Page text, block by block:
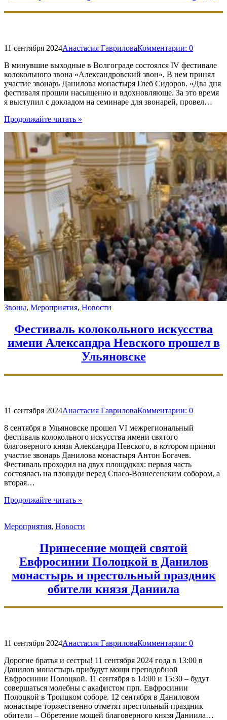
«Крепость»"
11 сентября 2024Анастасия ГавриловаКомментарии: 0
В минувшие выходные в Волгограде состоялся IV фестивале
колокольного звона «Александровский звон». В нем принял
участие звонарь Данилова монастыря Глеб Сидоров. «Два дня
фестиваля прошли насыщенно и вдохновляюще. За это время
я выступил с докладом на семинаре для звонарей, провел…
Продолжайте читать "Звонарь
монастыря
выступил
на
фестивале
в
Волгограде"
»
Звоны, Мероприятия, Новости
Фестиваль колокольного искусства
имени Александра Невского прошел в
Ульяновске
11 сентября 2024Анастасия ГавриловаКомментарии: 0
8 сентября в Ульяновске прошел VI межрегиональный
фестиваль колокольного искусства имени святого
благоверного князя Александра Невского, в котором принял
участие звонарь Данилова монастыря Антон Богачев.
Фестиваль проходил на двух площадках: первая часть
состоялась на площади перед Спасо-Вознесенским собором, а
вторая…
Продолжайте читать "Фестиваль
имени
Невского
прошел
в
Ульяновске"
»
Мероприятия, Новости
Принесение мощей святой
Евфросинии Полоцкой в Данилов
монастырь и престольный праздник
обители князя Даниила
11 сентября 2024Анастасия ГавриловаКомментарии: 0
Дорогие братья и сестры! 11 сентября 2024 года в 13:00 в
Данилов монастырь прибудут мощи преподобной
Евфросинии Полоцкой. 11 сентября в 14:00 и 15:30 – будут
совершаться молебны с акафистом прп. Евфросинии
Полоцкой в Троицком соборе. 12 сентября в Даниловом
монастыре торжественно отметят престольный праздник
обители – Обретение мощей благоверного князя Даниила…